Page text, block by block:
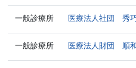
一般診療所 医療法人社団 秀
一般診療所 医療法人財団 順